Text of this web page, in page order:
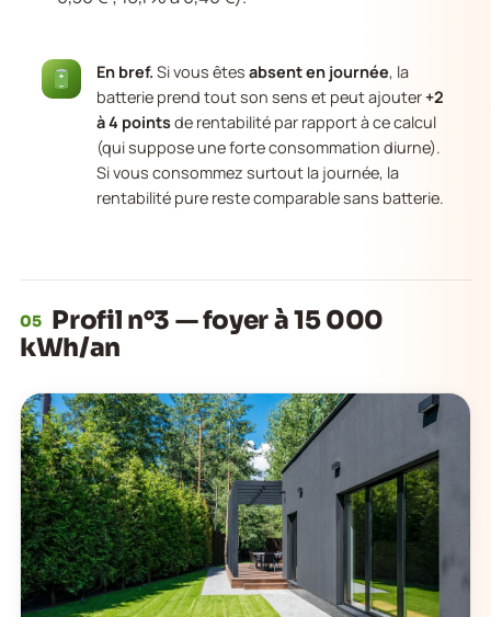
En bref. Si vous êtes absent en journée, la
batterie prend tout son sens et peut ajouter+2
à 4 pointsde rentabilité par rapport à ce calcul
(qui suppose une forte consommation diurne).
Si vous consommez surtout la journée, la
rentabilité pure reste comparable sans batterie.
05 Profil n°3 — foyer à 15 000
kWh/an